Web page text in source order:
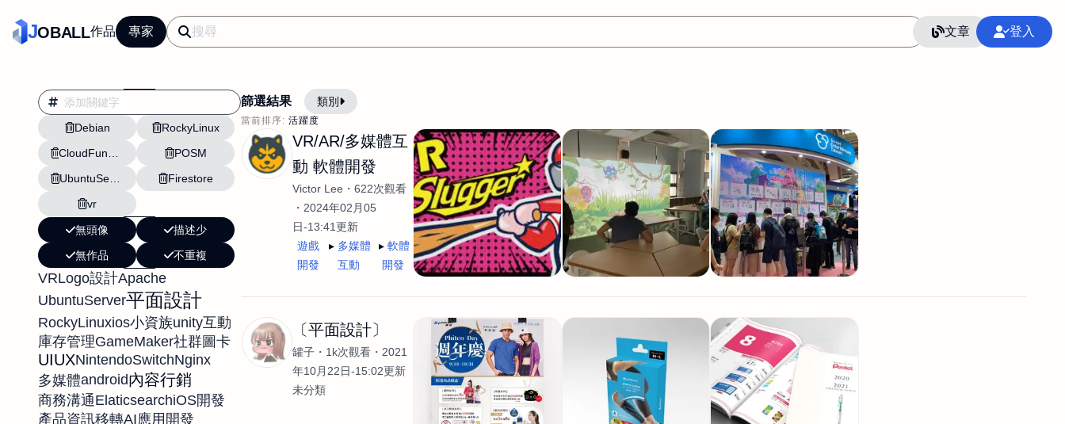
JOBALL作品 專家 文章 登入
Debian
RockyLinux
POSM
Firestore
vr
無頭像
描述少
無作品
不重複
VRLogo設計Apache
UbuntuServer平面設計
RockyLinuxios小資族unity互動
庫存管理GameMaker社群圖卡
UIUXNintendoSwitchNginx
多媒體android內容行銷
商務溝通ElaticsearchiOS開發
產品資訊移轉AI應用開發
篩選結果 類別
當前排序: 活躍度
翻譯 AI應用 AI 網頁設計 軟體開發 網站架設網頁製作 語言 整合行銷公關
影片剪輯
平面設計 平面設計師 AI影片製作 P圖改圖修圖 廣告操作 SEO CRM GoogleAnalytics
設計插畫
程式 商業攝影 廣告行銷服務 室內設計 網站開發 接案 照片後製修圖
網站設計與架設
WordPress網站架設與網站維護救援 生產設計 網頁製作 SCI醫學論文寫作投稿 Flutter
文案撰寫翻譯虛擬助手
影像設計 視覺設計 自我介紹 業務外包 設計建模渲染 Solidworks 插畫
DM傳單海報平面設計
電商自媒體平面設計 長篇文案短 影片製作 設計 動畫製作 服務項目
VR/AR/多媒體互
動 軟體開發
Victor Lee
622次觀看
2024年02月05
日-13:41更新
遊戲
開發
多媒體
互動
軟體
開發
〔平面設計〕
罐子 1k次觀看
2021
年10月22日-15:02更新
未分類